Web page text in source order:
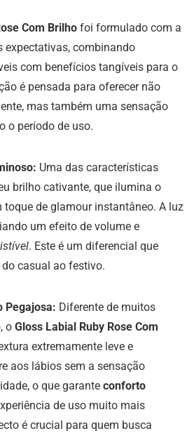
Com Brilho foi formulado com a
expectativas, combinando
com benefícios tangíveis para o
é pensada para oferecer não
mas também uma sensação
o período de uso.
Uma das características
brilho cativante, que ilumina o
toque de glamour instantâneo. A luz
um efeito de volume e
. Este é um diferencial que
casual ao festivo.
Pegajosa: Diferente de muitos
o Gloss Labial Ruby Rose Com
extremamente leve e
aos lábios sem a sensação
o que garante conforto
de uso muito mais
é crucial para quem busca